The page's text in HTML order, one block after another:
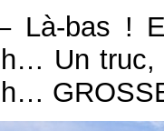
Là-bas !
Un